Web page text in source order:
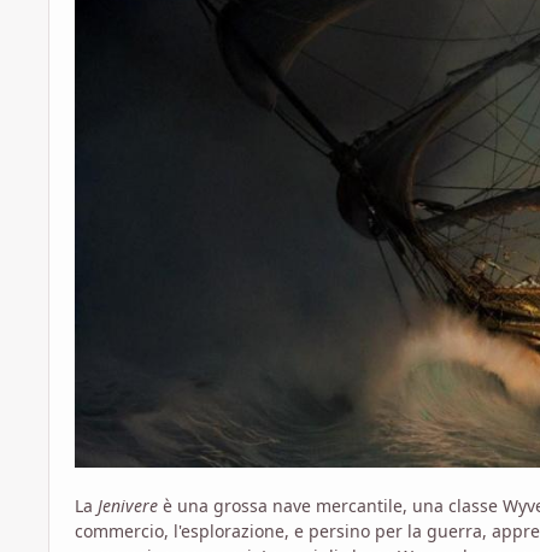
La Jenivere è una grossa nave mercantile, una classe
commercio, l'esplorazione, e persino per la guerra,